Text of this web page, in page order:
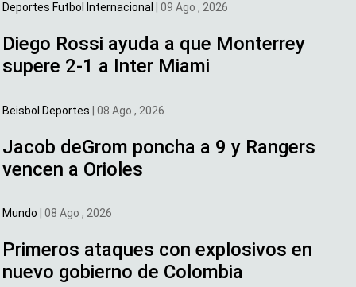
Deportes Futbol Internacional 09 Ago , 2026
Diego Rossi ayuda a que Monterrey
supere 2-1 a Inter Miami
Beisbol Deportes 08 Ago , 2026
Jacob deGrom poncha a 9 y Rangers
vencen a Orioles
Mundo 08 Ago , 2026
Primeros ataques con explosivos en
nuevo gobierno de Colombia